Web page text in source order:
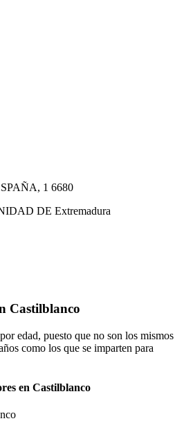
1 6680
DE Extremadura
Castilblanco
edad, puesto que no son los mismos
como los que se imparten para
en Castilblanco